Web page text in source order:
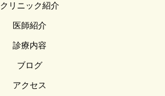
クリニック紹介
医師紹介
診療内容
ブログ
アクセス